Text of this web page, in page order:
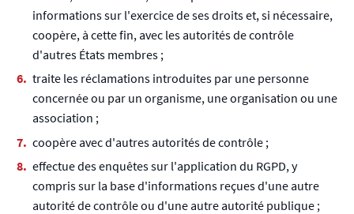
informations sur l'exercice de ses droits et, si nécessaire,
coopère, à cette fin, avec les autorités de contrôle
d'autres États membres ;
traite les réclamations introduites par une personne
concernée ou par un organisme, une organisation ou une
association ;
coopère avec d'autres autorités de contrôle ;
effectue des enquêtes sur l'application du RGPD, y
compris sur la base d'informations reçues d'une autre
autorité de contrôle ou d'une autre autorité publique ;